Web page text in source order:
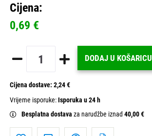
Cijena:
0,69 €
DODAJ U KOŠARICU
Cijena dostave: 2,24 €
Vrijeme isporuke:Isporuka u 24 h
Besplatna dostava za narudžbe iznad 40,00 €